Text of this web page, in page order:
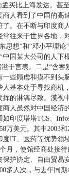
买比上海发达。甚
人看到了中国的
。在不断与印度商
往来于世界各地
思想”和“邓小平理
国某大公司的人下
溢于言表。二是“含
些顾虑和摸不到头
基本处于寻找商机
的淋漓尽致。漠视
人虽然对中国经济
印度塔塔TCS、
万美元。其中2003
度IT、医药等优势
月，使馆经商处接
护协定、自由贸易
多人次，与去年同期